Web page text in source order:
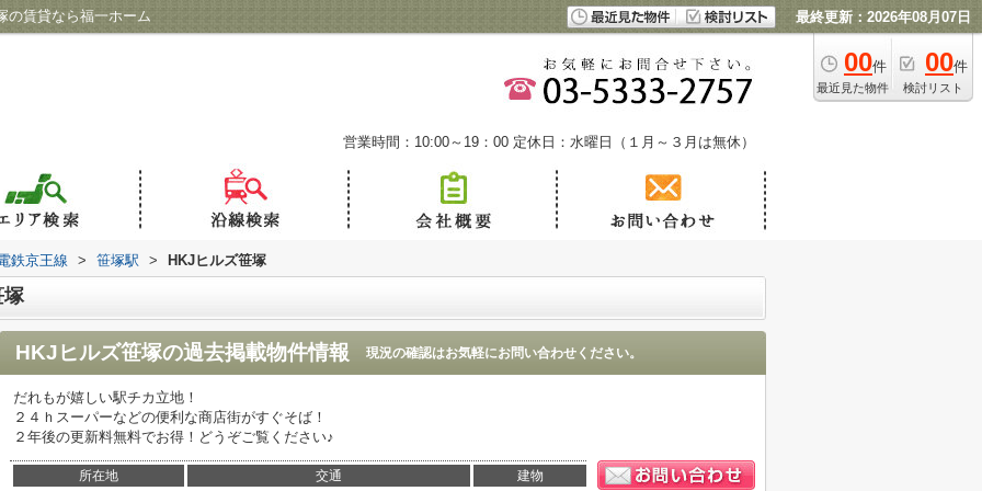
の賃貸なら福一ホーム 最終更新：2026年08月07日
00件
最近見た物件
00件
検討リスト
営業時間：10:00～19：00 定休日：水曜日（１月～３月は無休）
鉄京王線 > 笹塚駅 > HKJヒルズ笹塚
塚
HKJヒルズ笹塚の過去掲載物件情報 現況の確認はお気軽にお問い合わせください。
だれもが嬉しい駅チカ立地！
２４ｈスーパーなどの便利な商店街がすぐそば！
２年後の更新料無料でお得！どうぞご覧ください♪
所在地 交通 建物